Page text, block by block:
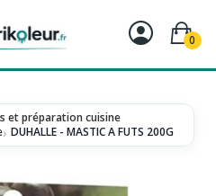
0
et préparation cuisine
DUHALLE - MASTIC A FUTS 200G